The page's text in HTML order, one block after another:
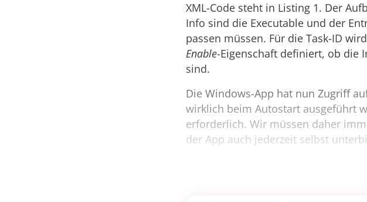
XML-Code steht in Listing 1. Der
Info sind die Executable und der
passen müssen. Für die Task-ID
Enable-Eigenschaft definiert, ob die
sind.
Die Windows-App hat nun Zugriff
wirklich beim Autostart ausgeführt
erforderlich. Wir müssen daher
der App auch jederzeit selbst